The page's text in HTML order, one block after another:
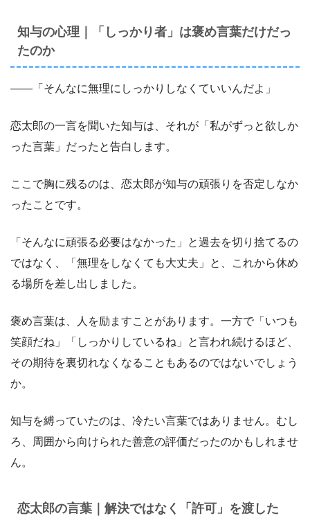
知与の心理｜「しっかり者」は褒め言葉だけだっ
たのか
――「そんなに無理にしっかりしなくていいんだよ」
恋太郎の一言を聞いた知与は、それが「私がずっと欲しか
った言葉」だったと告白します。
ここで胸に残るのは、恋太郎が知与の頑張りを否定しなか
ったことです。
「そんなに頑張る必要はなかった」と過去を切り捨てるの
ではなく、「無理をしなくても大丈夫」と、これから休め
る場所を差し出しました。
褒め言葉は、人を励ますことがあります。一方で「いつも
笑顔だね」「しっかりしているね」と言われ続けるほど、
その期待を裏切れなくなることもあるのではないでしょう
か。
知与を縛っていたのは、冷たい言葉ではありません。むし
ろ、周囲から向けられた善意の評価だったのかもしれませ
ん。
恋太郎の言葉｜解決ではなく「許可」を渡した